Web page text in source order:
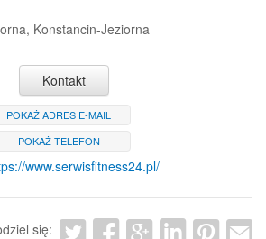
Konstancin-Jeziorna
Kontakt
POKAŻ ADRES E-MAIL
POKAŻ TELEFON
www.serwisfitness24.pl/
się: